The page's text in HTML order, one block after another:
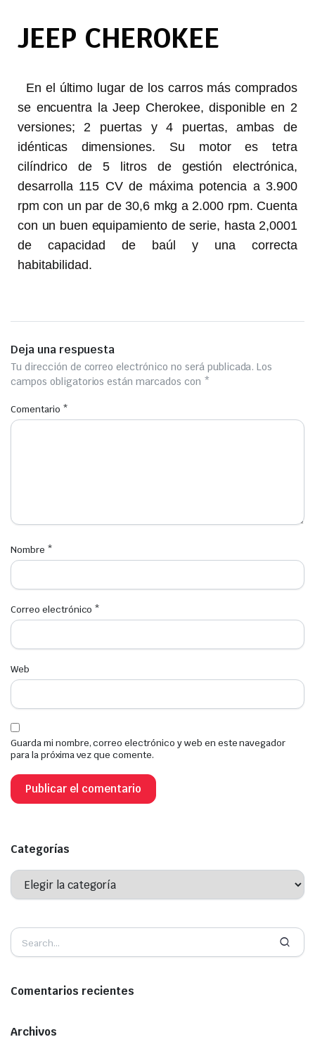
JEEP CHEROKEE
En el último lugar de los carros más comprados
se encuentra la Jeep Cherokee, disponible en 2
versiones; 2 puertas y 4 puertas, ambas de
idénticas dimensiones. Su motor es tetra
cilíndrico de 5 litros de gestión electrónica,
desarrolla 115 CV de máxima potencia a 3.900
rpm con un par de 30,6 mkg a 2.000 rpm. Cuenta
con un buen equipamiento de serie, hasta 2,0001
de capacidad de baúl y una correcta
habitabilidad.
Deja una respuesta
Tu dirección de correo electrónico no será publicada. Los
campos obligatorios están marcados con *
Comentario *
Nombre *
Correo electrónico *
Web
Guarda mi nombre, correo electrónico y web en este navegador
para la próxima vez que comente.
Categorías
Comentarios recientes
Archivos